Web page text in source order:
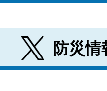
防災情